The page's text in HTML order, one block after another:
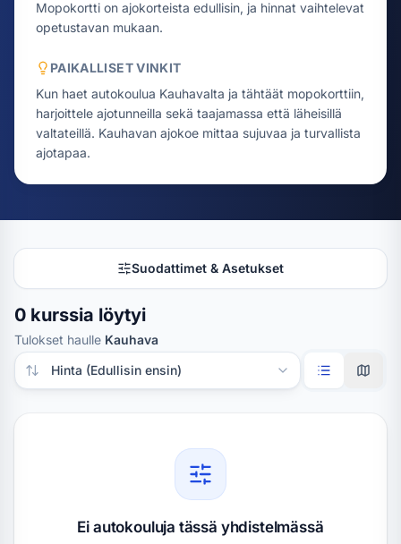
Mopokortti on ajokorteista edullisin, ja hinnat vaihtelevat
opetustavan mukaan.
PAIKALLISET VINKIT
Kun haet autokoulua Kauhavalta ja tähtäät mopokorttiin,
harjoittele ajotunneilla sekä taajamassa että läheisillä
valtateillä. Kauhavan ajokoe mittaa sujuvaa ja turvallista
ajotapaa.
Suodattimet & Asetukset
0 kurssia löytyi
Tulokset haulle Kauhava
Järjestä tulokset
Ei autokouluja tässä yhdistelmässä